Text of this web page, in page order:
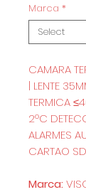
Marca *
CAMARA
| LENTE
TERMICA
2ºC
ALARMES
CARTAO SD
Marca: